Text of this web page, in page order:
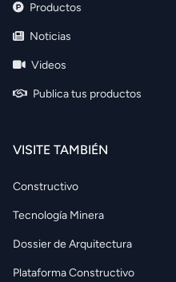
Productos
Noticias
Videos
Publica tus productos
VISITE TAMBIÉN
Constructivo
Tecnología Minera
Dossier de Arquitectura
Plataforma Constructivo